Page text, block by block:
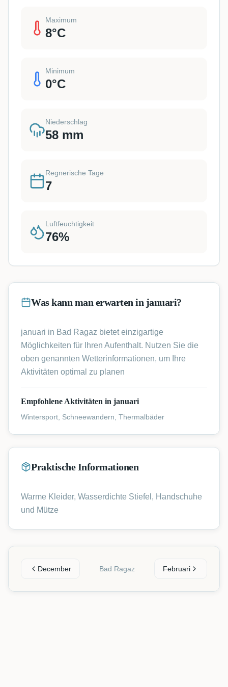
Maximum
8°C
Minimum
0°C
Niederschlag
58 mm
Regnerische Tage
7
Luftfeuchtigkeit
76%
Was kann man erwarten in januari?
januari in Bad Ragaz bietet einzigartige
Möglichkeiten für Ihren Aufenthalt. Nutzen Sie die
oben genannten Wetterinformationen, um Ihre
Aktivitäten optimal zu planen
Empfohlene Aktivitäten in januari
Wintersport, Schneewandern, Thermalbäder
Praktische Informationen
Warme Kleider, Wasserdichte Stiefel, Handschuhe
und Mütze
December Bad Ragaz Februari